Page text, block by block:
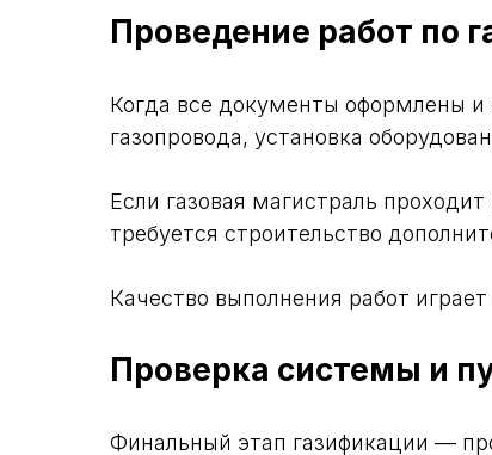
Проведение работ по
Когда все документы оформлены и
газопровода, установка
Если газовая магистраль
требуется строительство
Качество выполнения работ
Проверка системы и
Финальный этап газификации —